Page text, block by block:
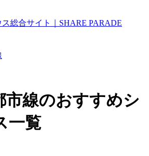
総合サイト｜SHARE PARADE
市線のおすすめシ
一覧